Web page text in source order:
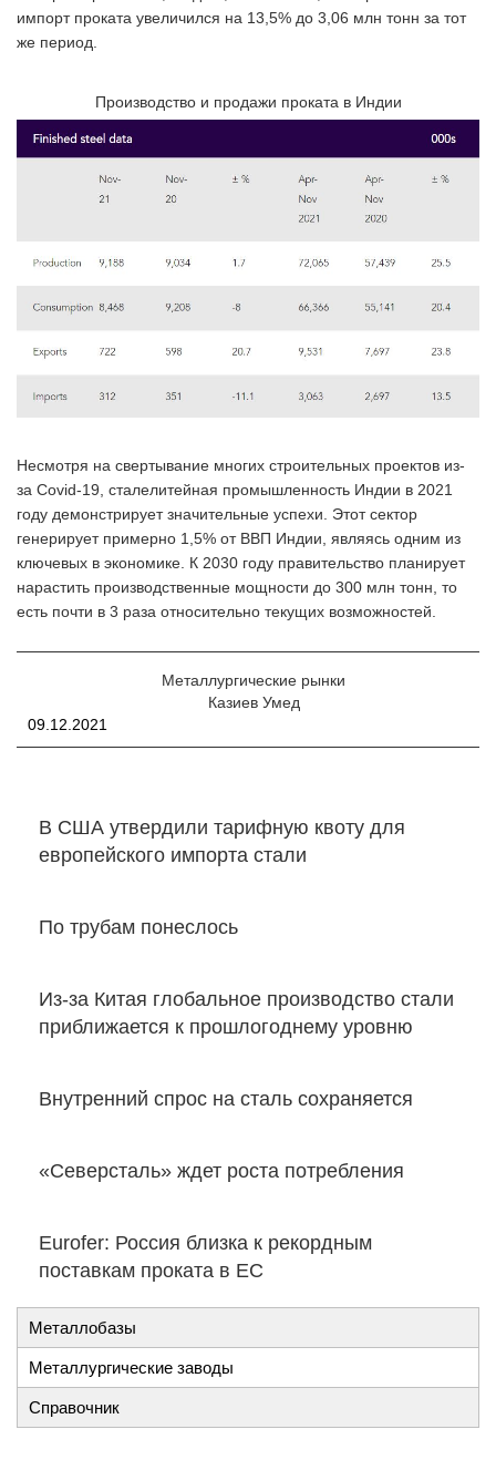
импорт проката увеличился на 13,5% до 3,06 млн тонн за тот
же период.
Производство и продажи проката в Индии
Несмотря на свертывание многих строительных проектов из-
за Covid-19, сталелитейная промышленность Индии в 2021
году демонстрирует значительные успехи. Этот сектор
генерирует примерно 1,5% от ВВП Индии, являясь одним из
ключевых в экономике. К 2030 году правительство планирует
нарастить производственные мощности до 300 млн тонн, то
есть почти в 3 раза относительно текущих возможностей.
Металлургические рынки
Казиев Умед
09.12.2021
В США утвердили тарифную квоту для
европейского импорта стали
По трубам понеслось
Из-за Китая глобальное производство стали
приближается к прошлогоднему уровню
Внутренний спрос на сталь сохраняется
«Северсталь» ждет роста потребления
Eurofer: Россия близка к рекордным
поставкам проката в ЕС
Металлобазы
Металлургические заводы
Справочник